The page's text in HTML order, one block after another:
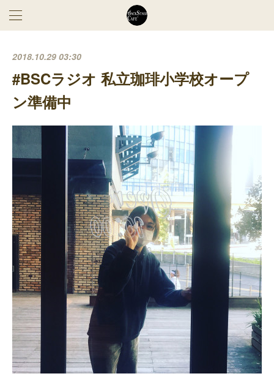
2018.10.29 03:30
#BSCラジオ 私立珈琲小学校オープ
ン準備中